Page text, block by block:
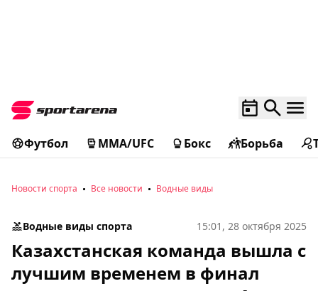
Футбол MMA/UFC Бокс Борьба
Новости спорта Все новости Водные виды
Водные виды спорта 15:01, 28 октября 2025
Казахстанская команда вышла с
лучшим временем в финал